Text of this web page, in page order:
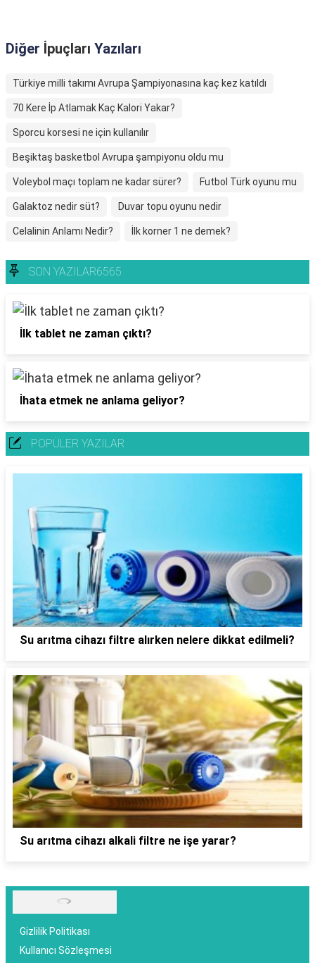
Diğer İpuçları Yazıları
Türkiye milli takımı Avrupa Şampiyonasına kaç kez katıldı
70 Kere İp Atlamak Kaç Kalori Yakar?
Sporcu korsesi ne için kullanılır
Beşiktaş basketbol Avrupa şampiyonu oldu mu
Voleybol maçı toplam ne kadar sürer? Futbol Türk oyunu mu
Galaktoz nedir süt? Duvar topu oyunu nedir
Celalinin Anlamı Nedir? İlk korner 1 ne demek?
SON YAZILAR6565
İlk tablet ne zaman çıktı?
İhata etmek ne anlama geliyor?
POPÜLER YAZILAR
Su arıtma cihazı filtre alırken nelere dikkat edilmeli?
Su arıtma cihazı alkali filtre ne işe yarar?
Gizlilik Politikası
Kullanıcı Sözleşmesi